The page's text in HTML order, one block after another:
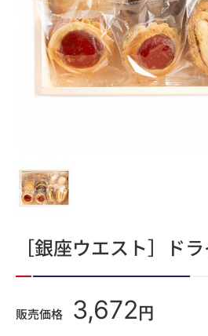
［銀座ウエスト］ド
販売価格 3,672 円